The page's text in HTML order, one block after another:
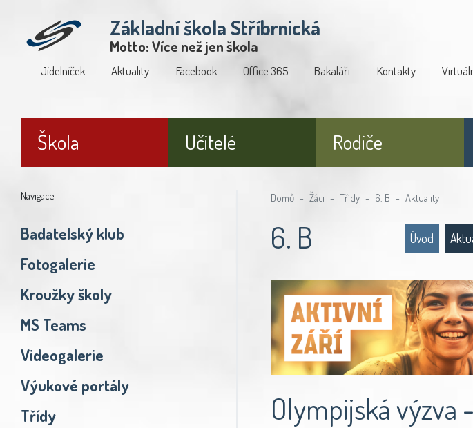
Základní škola Stříbrnická
Motto: Více než jen škola
Jídelníček Aktuality Facebook Office 365 Bakaláři Kontakty
Škola Učitelé Rodiče
Navigace
Badatelský klub
Fotogalerie
Kroužky školy
MS Teams
Videogalerie
Výukové portály
Třídy
Domů Žáci Třídy 6. B Aktuality
6. B Úvod
Olympijská výzva